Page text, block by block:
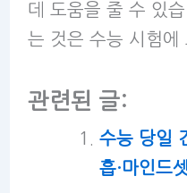
데 도움을 줄 수 있
는 것은 수능 시험에
관련된 글:
수능 당일
흡·마인드